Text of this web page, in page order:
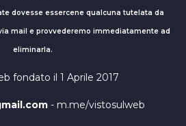
dovesse essercene qualcuna tutelata da
mail e provvederemo immediatamente ad
eliminarla.
fondato il 1 Aprile 2017
- m.me/vistosulweb